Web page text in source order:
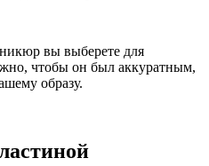
вы выберете для
чтобы он был аккуратным,
образу.